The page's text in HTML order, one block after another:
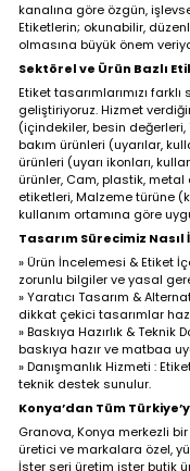
Karton Kutu
Ambalaj
Bar Grubu
Ambalaj
Plastik Ambalaj
Tasarımları
Stand
Tasarımları
kanalına göre özgün,
Etiketlerin; okunabilir,
olmasına büyük önem
Sektörel ve Ürün Bazlı
Etiket tasarımlarımızı
geliştiriyoruz. Hizmet
(içindekiler, besin değerleri,
bakım ürünleri (uyarılar,
ürünleri (uyarı ikonları,
ürünler, Cam, plastik,
etiketleri, Malzeme türüne
kullanım ortamına göre
Tasarım Sürecimiz Nasıl
» Ürün İncelemesi & Etiket
zorunlu bilgiler ve yasal
» Yaratıcı Tasarım &
dikkat çekici tasarımlar
» Baskıya Hazırlık &
baskıya hazır ve matbaa
» Danışmanlık Hizmeti :
teknik destek sunulur.
Konya’dan Tüm
Granova, Konya merkezli
üretici ve markalara özel,
İster seri üretim ister butik